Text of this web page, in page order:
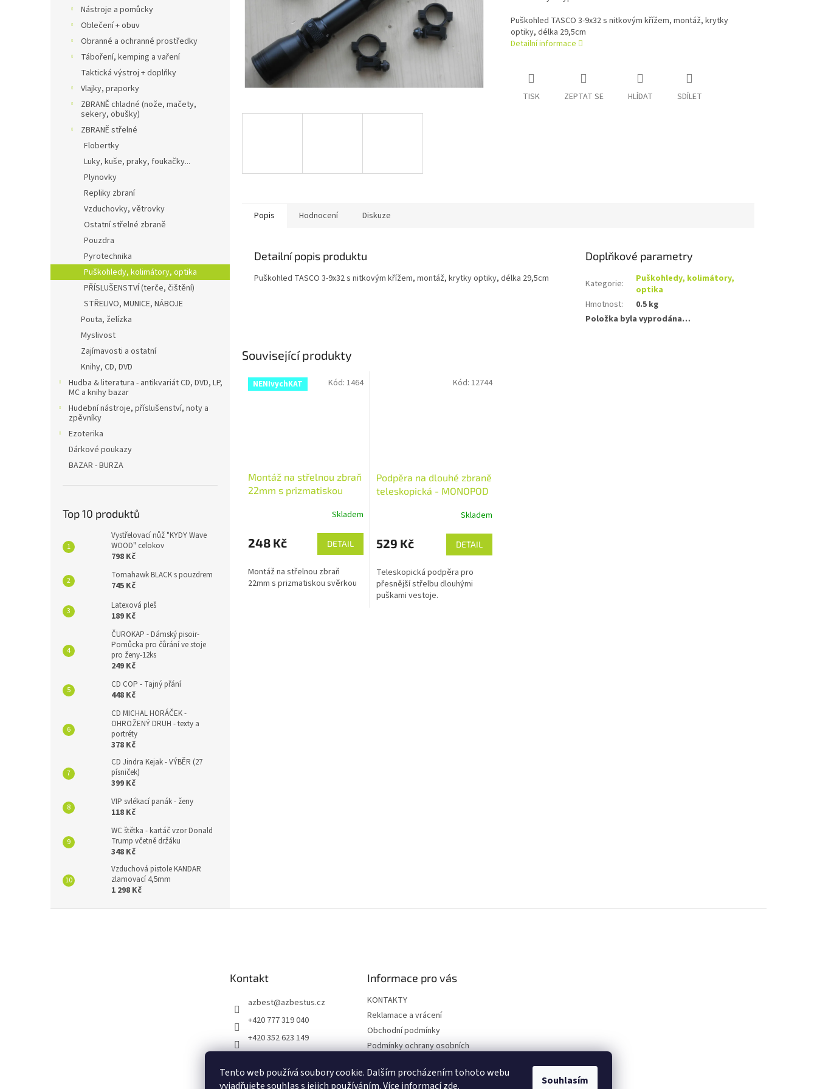
Tento web používá soubory cookie. Dalším procházením tohoto webu
vyjadřujete souhlas s jejich používáním. Více informacízde. Souhlasím
Nástroje a pomůcky
Oblečení + obuv
Obranné a ochranné prostředky
Táboření, kemping a vaření
Taktická výstroj + doplňky
Vlajky, praporky
ZBRANĚ chladné (nože, mačety,
sekery, obušky)
ZBRANĚ střelné
Flobertky
Luky, kuše, praky, foukačky...
Plynovky
Repliky zbraní
Vzduchovky, větrovky
Ostatní střelné zbraně
Pouzdra
Pyrotechnika
Puškohledy, kolimátory, optika
PŘÍSLUŠENSTVÍ (terče, čištění)
STŘELIVO, MUNICE, NÁBOJE
Pouta, želízka
Myslivost
Zajímavosti a ostatní
Knihy, CD, DVD
Hudba & literatura - antikvariát CD, DVD, LP,
MC a knihy bazar
Hudební nástroje, příslušenství, noty a
zpěvníky
Ezoterika
Dárkové poukazy
BAZAR - BURZA
Top 10 produktů
Vystřelovací nůž "KYDY Wave
WOOD" celokov
798 Kč
Tomahawk BLACK s pouzdrem
745 Kč
Latexová pleš
189 Kč
ČUROKAP - Dámský pisoir-
Pomůcka pro čůrání ve stoje
pro ženy-12ks
249 Kč
CD COP - Tajný přání
448 Kč
CD MICHAL HORÁČEK -
OHROŽENÝ DRUH - texty a
portréty
378 Kč
CD Jindra Kejak - VÝBĚR (27
písniček)
399 Kč
VIP svlékací panák - ženy
118 Kč
WC štětka - kartáč vzor Donald
Trump včetně držáku
348 Kč
Vzduchová pistole KANDAR
zlamovací 4,5mm
1 298 Kč
Puškohled TASCO 3-9x32 s nitkovým křížem, montáž, krytky
optiky, délka 29,5cm
Detailní informace
TISK ZEPTAT SE HLÍDAT SDÍLET
Popis Hodnocení Diskuze
Detailní popis produktu
Puškohled TASCO 3-9x32 s nitkovým křížem, montáž, krytky optiky, délka 29,5cm
Doplňkové parametry
Kategorie:
Puškohledy, kolimátory,
optika
Hmotnost:
0.5 kg
Položka byla vyprodána…
Související produkty
NENIvychKAT
Montáž na střelnou zbraň
22mm s prizmatiskou
Skladem
248 Kč DETAIL
Montáž na střelnou zbraň
22mm s prizmatiskou svěrkou
Kód: 1464
Podpěra na dlouhé zbraně
teleskopická - MONOPOD
Skladem
529 Kč DETAIL
Teleskopická podpěra pro
přesnější střelbu dlouhými
puškami vestoje.
Kód: 12744
Kontakt
azbest@azbestus.cz
+420 777 319 040
+420 352 623 149
m/vtipne-darkyinfo-16841
5396612968/
Informace pro vás
KONTAKTY
Reklamace a vrácení
Obchodní podmínky
Podmínky ochrany osobních
Doprava a platba